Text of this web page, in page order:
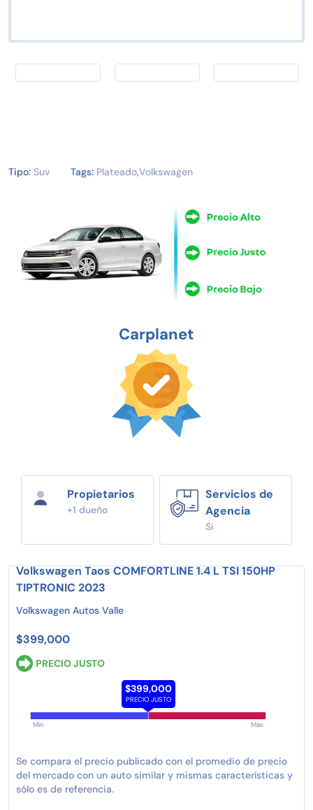
Tipo: Suv Tags: Plateado,Volkswagen
Carplanet
Propietarios
+1 dueño
Servicios de
Agencia
Si
Volkswagen Taos COMFORTLINE 1.4 L TSI 150HP
TIPTRONIC 2023
Volkswagen Autos Valle
$399,000
PRECIO JUSTO
$399,000
PRECIO JUSTO
Min Max
Se compara el precio publicado con el promedio de precio
del mercado con un auto similar y mismas características y
sólo es de referencia.